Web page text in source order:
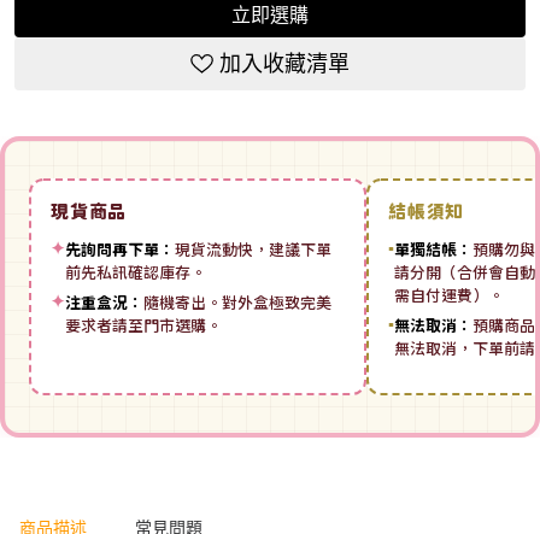
立即選購
加入收藏清單
現貨商品
✦先詢問再下單： 現貨流動快，建議下單
前先私訊確認庫存。
✦注重盒況： 隨機寄出。對外盒極致完美
要求者請至門市選購。
結帳須知
▪單獨結帳： 預購勿與
請分開（合併會自
需自付運費）。
▪無法取消： 預購商品
無法取消，下單前
商品描述 常見問題